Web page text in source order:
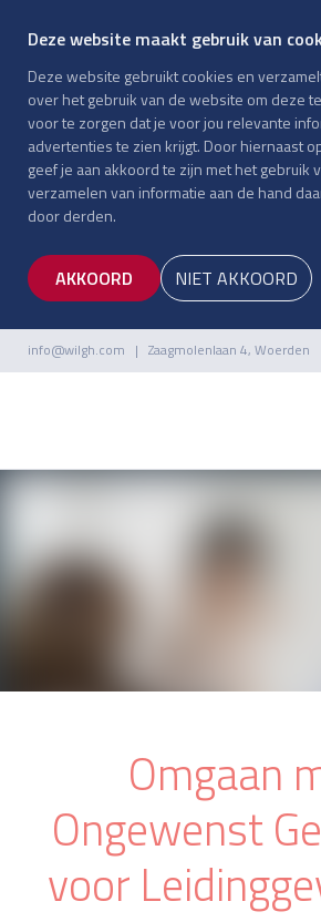
Deze website maakt gebruik van
Deze website gebruikt cookies en
over het gebruik van de website om deze
voor te zorgen dat je voor jou relevante
advertenties te zien krijgt. Door hiernaast
geef je aan akkoord te zijn met het gebruik
verzamelen van informatie aan de hand
door derden.
AKKOORD NIET AKKOORD
info@wilgh.com | Zaagmolenlaan 4, Woerden
Omgaan
Ongewenst
voor